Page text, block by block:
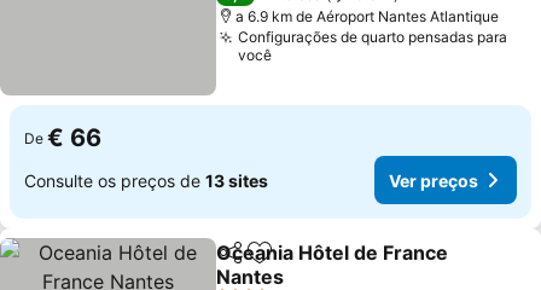
a 6.9 km de Aéroport Nantes Atlantique
Configurações de quarto pensadas para
você
De € 66
Consulte os preços de 13 sites Ver preços
PartilharAdicionar aos favoritos
Oceania Hôtel de France
Nantes